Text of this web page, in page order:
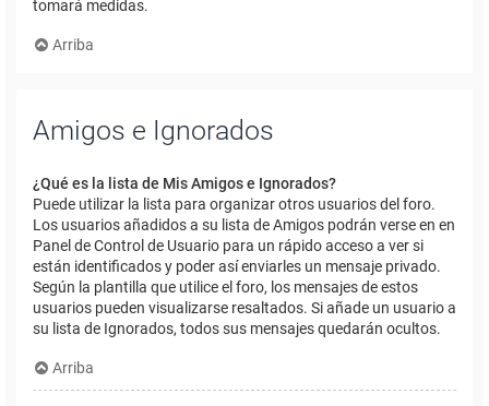
tomará medidas.
Arriba
Amigos e Ignorados
¿Qué es la lista de Mis Amigos e Ignorados?
Puede utilizar la lista para organizar otros usuarios del foro.
Los usuarios añadidos a su lista de Amigos podrán verse en en
Panel de Control de Usuario para un rápido acceso a ver si
están identificados y poder así enviarles un mensaje privado.
Según la plantilla que utilice el foro, los mensajes de estos
usuarios pueden visualizarse resaltados. Si añade un usuario a
su lista de Ignorados, todos sus mensajes quedarán ocultos.
Arriba